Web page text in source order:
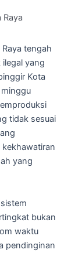
Raya
tengah
yang
Kota
minggu
tidak sesuai
kekhawatiran
yang
bukan
waktu
pendinginan